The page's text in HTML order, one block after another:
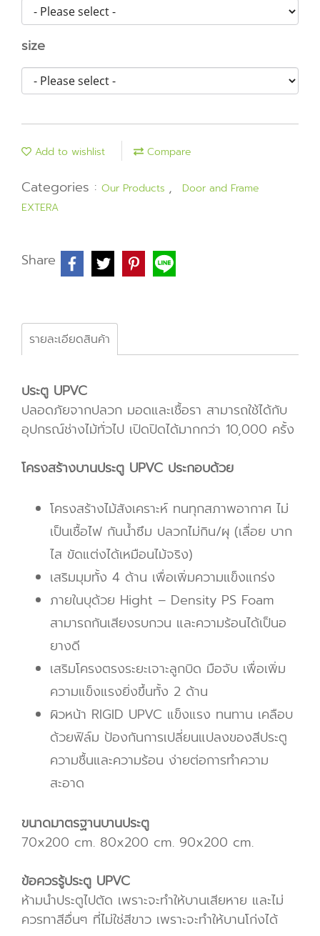
size
Add to wishlist Compare
Categories : Our Products ,
Door and Frame
EXTERA
Share
รายละเอียดสินค้า
ประตู UPVC
ปลอดภัยจากปลวก มอดและเชื้อรา สามารถใช้ได้กับ
อุปกรณ์ช่างไม้ทั่วไป เปิดปิดได้มากกว่า 10,000 ครั้ง
โครงสร้างบานประตู UPVC ประกอบด้วย
โครงสร้างไม้สังเคราะห์ ทนทุกสภาพอากาศ ไม่
เป็นเชื้อไฟ กันน้ำซึม ปลวกไม่กิน/ผุ (เลื่อย บาก
ไส ขัดแต่งได้เหมือนไม้จริง)
เสริมมุมทั้ง 4 ด้าน เพื่อเพิ่มความแข็งแกร่ง
ภายในบุด้วย Hight – Density PS Foam
สามารถกันเสียงรบกวน และความร้อนได้เป็นอ
ยางดี
เสริมโครงตรงระยะเจาะลูกบิด มือจับ เพื่อเพิ่ม
ความแข็งแรงยิ่งขึ้นทั้ง 2 ด้าน
ผิวหน้า RIGID UPVC แข็งแรง ทนทาน เคลือบ
ด้วยฟิล์ม ป้องกันการเปลี่ยนแปลงของสีประตู
ความชื้นและความร้อน ง่ายต่อการทำความ
สะอาด
ขนาดมาตรฐานบานประตู
70x200 cm. 80x200 cm. 90x200 cm.
ข้อควรรู้ประตู UPVC
ห้ามนำประตูไปตัด เพราะจะทำให้บานเสียหาย และไม่
ควรทาสีอื่นๆ ที่ไม่ใช่สีขาว เพราะจะทำให้บานโก่งได้